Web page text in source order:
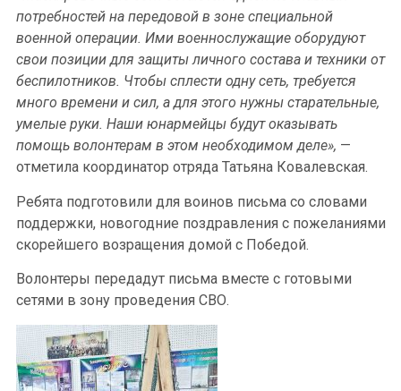
потребностей на передовой в зоне специальной
военной операции. Ими военнослужащие оборудуют
свои позиции для защиты личного состава и техники от
беспилотников. Чтобы сплести одну сеть, требуется
много времени и сил, а для этого нужны старательные,
умелые руки. Наши юнармейцы будут оказывать
помощь волонтерам в этом необходимом деле», —
отметила координатор отряда Татьяна Ковалевская.
Ребята подготовили для воинов письма со словами
поддержки, новогодние поздравления с пожеланиями
скорейшего возращения домой с Победой.
Волонтеры передадут письма вместе с готовыми
сетями в зону проведения СВО.